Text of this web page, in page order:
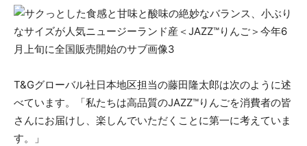
T&Gグローバル社⽇本地区担当の藤⽥隆太郎は次のように述
べています。「私たちは高品質のJAZZ™りんごを消費者の皆
さんにお届けし、楽しんでいただくことに第一に考えていま
す。」